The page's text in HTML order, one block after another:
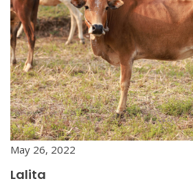
May 26, 2022
Lalita